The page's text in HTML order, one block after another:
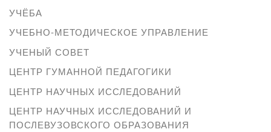
УЧЁБА
УЧЕБНО-МЕТОДИЧЕСКОЕ УПРАВЛЕНИЕ
УЧЕНЫЙ СОВЕТ
ЦЕНТР ГУМАННОЙ ПЕДАГОГИКИ
ЦЕНТР НАУЧНЫХ ИССЛЕДОВАНИЙ
ЦЕНТР НАУЧНЫХ ИССЛЕДОВАНИЙ И
ПОСЛЕВУЗОВСКОГО ОБРАЗОВАНИЯ